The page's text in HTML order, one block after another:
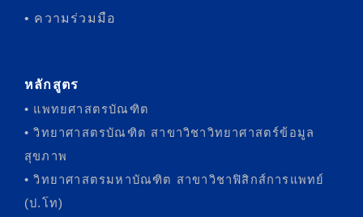
• ความร่วมมือ
หลักสูตร
• แพทยศาสตรบัณฑิต
• วิทยาศาสตรบัณฑิต สาขาวิชาวิทยาศาสตร์ข้อมูล
สุขภาพ
• วิทยาศาสตรมหาบัณฑิต สาขาวิชาฟิสิกส์การแพทย์
(ป.โท)